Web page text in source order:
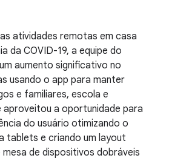
atividades remotas em casa
da COVID-19, a equipe do
aumento significativo no
usando o app para manter
e familiares, escola e
aproveitou a oportunidade para
do usuário otimizando o
tablets e criando um layout
de dispositivos dobráveis